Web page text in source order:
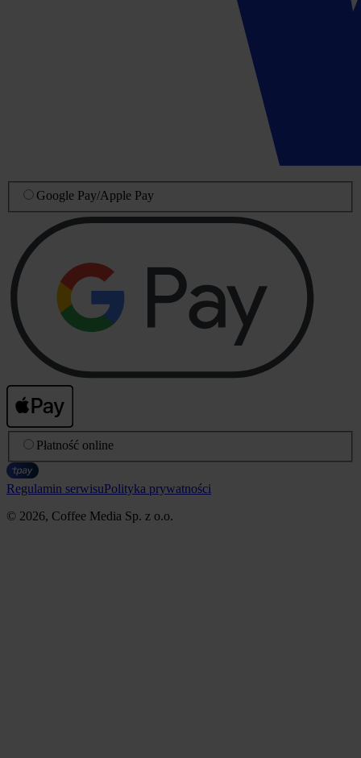
Google Pay/Apple Pay
Płatność online
Regulamin serwisuPolityka prywatności
© 2026, Coffee Media Sp. z o.o.